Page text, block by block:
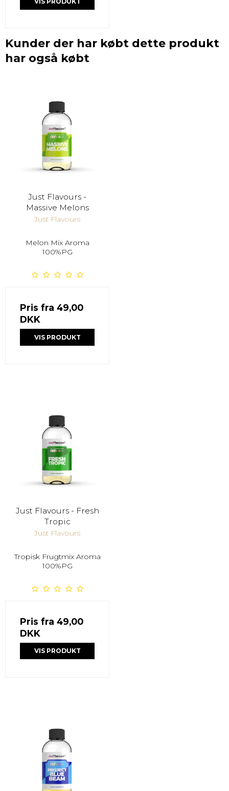
Kunder der har købt dette produkt
har også købt
Just Flavours -
Massive Melons
Just Flavours
Melon Mix Aroma
100%PG
Pris fra 49,00
DKK
VIS PRODUKT
Just Flavours - Fresh
Tropic
Just Flavours
Tropisk Frugtmix Aroma
100%PG
Pris fra 49,00
DKK
VIS PRODUKT